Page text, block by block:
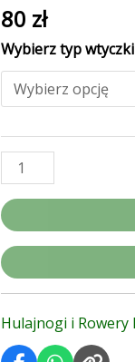
80 zł
Wybierz typ wtyczki
roweru
i
skutera
elektrycznego
–
odcięcie,
ochrona
Hulajnogi i Rowery